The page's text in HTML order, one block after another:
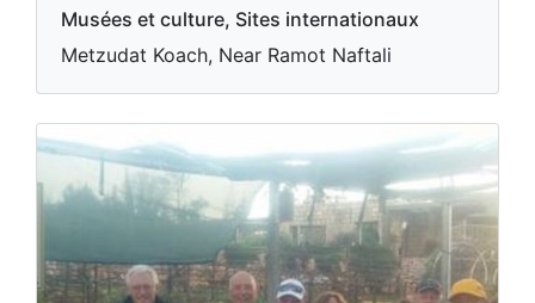
Musées et culture, Sites internationaux
Metzudat Koach, Near Ramot Naftali